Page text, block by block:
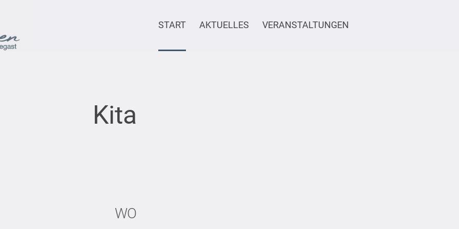
START AKTUELLES VERANSTALTUNGEN
Kita
WO